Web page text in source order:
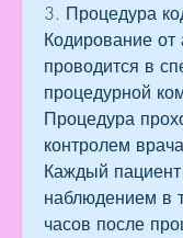
3. Процедура
Кодирование от
проводится в
процедурной
Процедура
контролем
Каждый пациент
наблюдением в
часов после